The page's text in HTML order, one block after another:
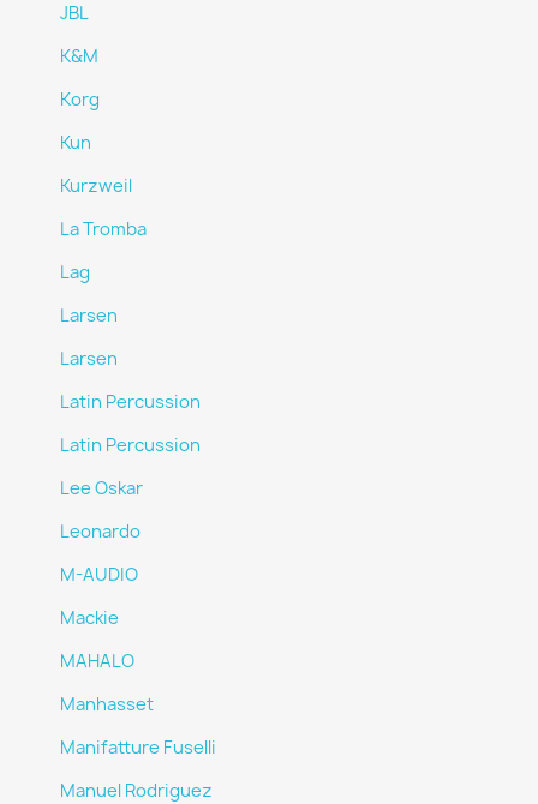
JBL
K&M
Korg
Kun
Kurzweil
La Tromba
Lag
Larsen
Larsen
Latin Percussion
Latin Percussion
Lee Oskar
Leonardo
M-AUDIO
Mackie
MAHALO
Manhasset
Manifatture Fuselli
Manuel Rodriguez